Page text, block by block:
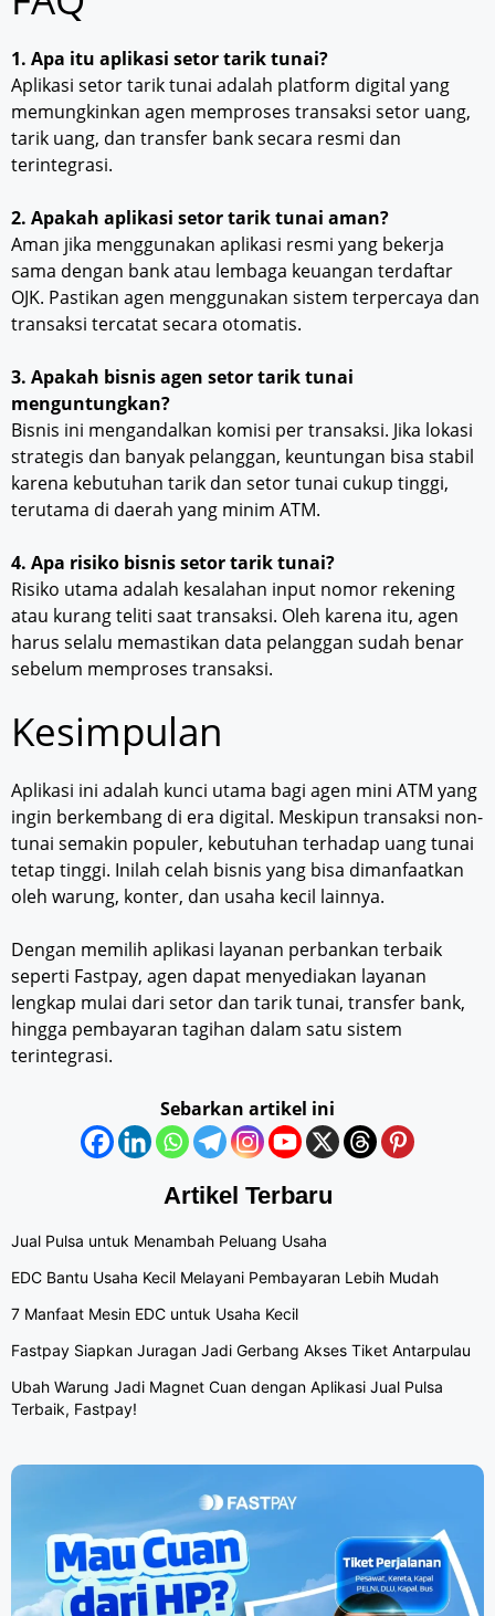
1. Apa itu aplikasi setor tarik tunai?
Aplikasi setor tarik tunai adalah platform digital yang
memungkinkan agen memproses transaksi setor uang,
tarik uang, dan transfer bank secara resmi dan
terintegrasi.
2. Apakah aplikasi setor tarik tunai aman?
Aman jika menggunakan aplikasi resmi yang bekerja
sama dengan bank atau lembaga keuangan terdaftar
OJK. Pastikan agen menggunakan sistem terpercaya dan
transaksi tercatat secara otomatis.
3. Apakah bisnis agen setor tarik tunai
menguntungkan?
Bisnis ini mengandalkan komisi per transaksi. Jika lokasi
strategis dan banyak pelanggan, keuntungan bisa stabil
karena kebutuhan tarik dan setor tunai cukup tinggi,
terutama di daerah yang minim ATM.
4. Apa risiko bisnis setor tarik tunai?
Risiko utama adalah kesalahan input nomor rekening
atau kurang teliti saat transaksi. Oleh karena itu, agen
harus selalu memastikan data pelanggan sudah benar
sebelum memproses transaksi.
Kesimpulan
Aplikasi ini adalah kunci utama bagi agen mini ATM yang
ingin berkembang di era digital. Meskipun transaksi non-
tunai semakin populer, kebutuhan terhadap uang tunai
tetap tinggi. Inilah celah bisnis yang bisa dimanfaatkan
oleh warung, konter, dan usaha kecil lainnya.
Dengan memilih aplikasi layanan perbankan terbaik
seperti Fastpay, agen dapat menyediakan layanan
lengkap mulai dari setor dan tarik tunai, transfer bank,
hingga pembayaran tagihan dalam satu sistem
terintegrasi.
Sebarkan artikel ini
Artikel Terbaru
Jual Pulsa untuk Menambah Peluang Usaha
EDC Bantu Usaha Kecil Melayani Pembayaran Lebih Mudah
7 Manfaat Mesin EDC untuk Usaha Kecil
Fastpay Siapkan Juragan Jadi Gerbang Akses Tiket Antarpulau
Ubah Warung Jadi Magnet Cuan dengan Aplikasi Jual Pulsa
Terbaik, Fastpay!